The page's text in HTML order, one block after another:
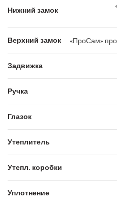
Нижний замок
Верхний замок «ПроСам»
Задвижка
Ручка
Глазок
Утеплитель
Утепл. коробки
Уплотнение